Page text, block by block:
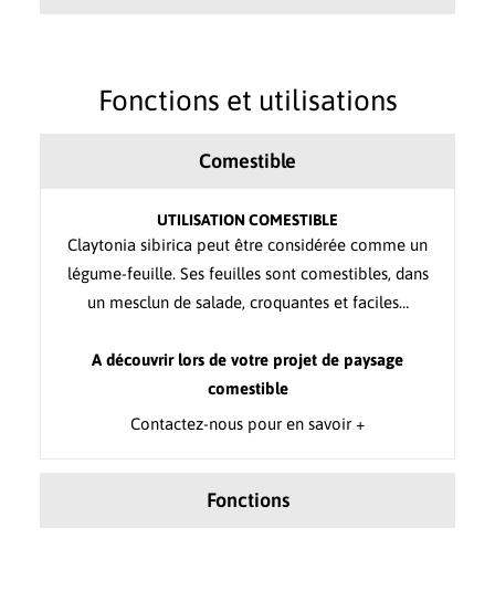
Fonctions et utilisations
Comestible
UTILISATION COMESTIBLE
Claytonia sibirica peut être considérée comme un
légume-feuille. Ses feuilles sont comestibles, dans
un mesclun de salade, croquantes et faciles…
A découvrir lors de votre projet de paysage
comestible
Contactez-nous pour en savoir +
Fonctions